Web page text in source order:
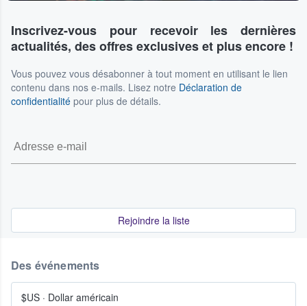
Inscrivez-vous pour recevoir les dernières
actualités, des offres exclusives et plus encore !
Vous pouvez vous désabonner à tout moment en utilisant le lien
contenu dans nos e-mails. Lisez notre Déclaration de
confidentialité pour plus de détails.
Rejoindre la liste
Des événements
$US · Dollar américain